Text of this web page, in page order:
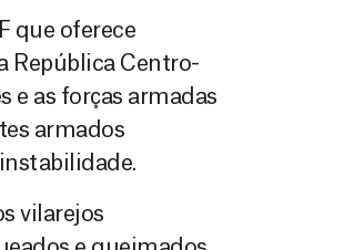
que oferece
República Centro-
e as forças armadas
armados
vilarejos